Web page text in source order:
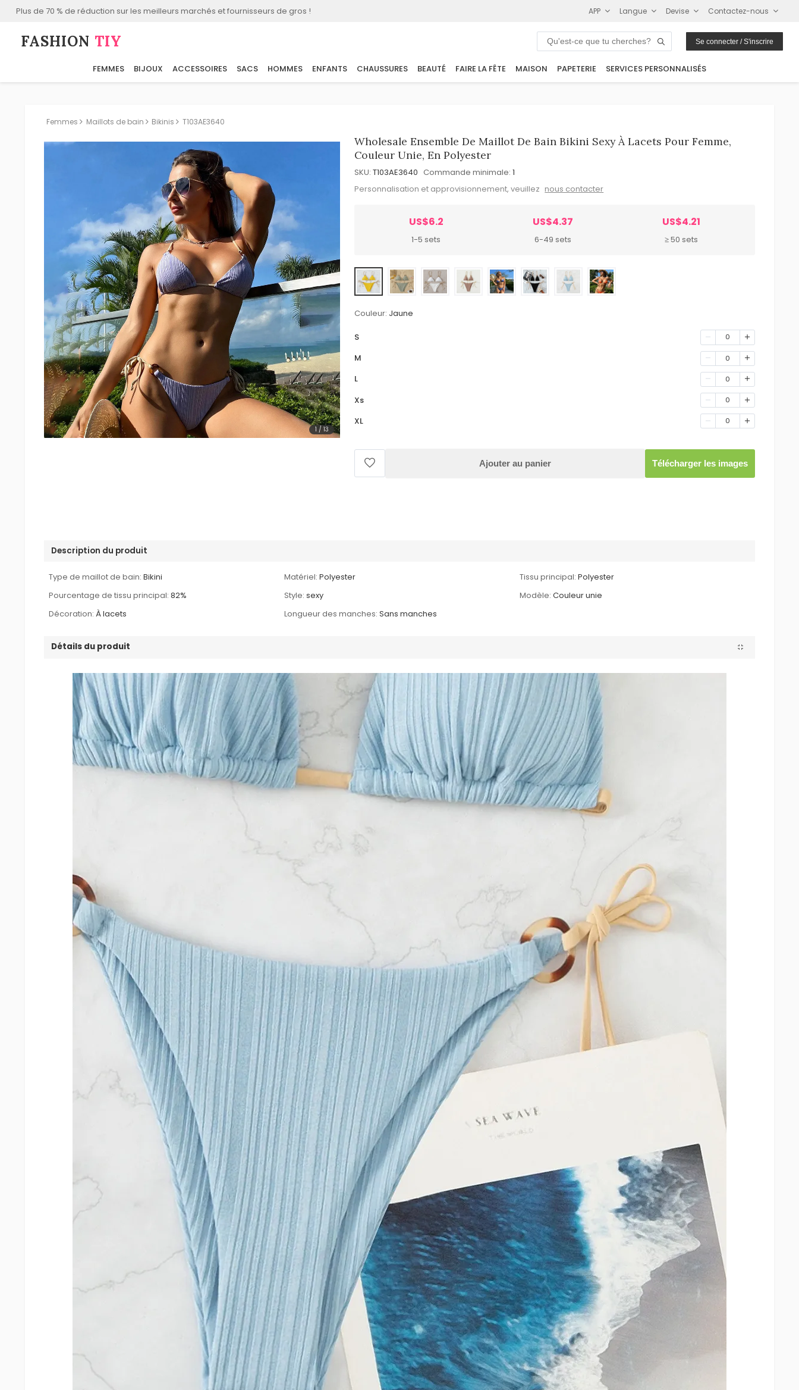
Plus de 70 % de réduction sur les meilleurs marchés et fournisseurs de gros ! APP Langue Devise Contactez-nous
FASHION⁠ TIY Se connecter / S'inscrire
FEMMES BIJOUX ACCESSOIRES SACS HOMMES ENFANTS CHAUSSURES BEAUTÉ FAIRE LA FÊTE MAISON PAPETERIE SERVICES PERSONNALISÉS
Femmes Maillots de bain Bikinis T103AE3640
1 / 13
Wholesale Ensemble De Maillot De Bain Bikini Sexy À Lacets Pour Femme,
Couleur Unie, En Polyester
SKU: T103AE3640 Commande minimale: 1
Personnalisation et approvisionnement, veuillez nous contacter
US$6.2
1-5 sets
US$4.37
6-49 sets
US$4.21
≥ 50 sets
Couleur: Jaune
S 0
M 0
L 0
Xs 0
XL 0
Ajouter au panier Télécharger les images
Description du produit
Type de maillot de bain: Bikini Matériel: Polyester Tissu principal: Polyester
Pourcentage de tissu principal: 82% Style: sexy Modèle: Couleur unie
Décoration: À lacets Longueur des manches: Sans manches
Détails du produit